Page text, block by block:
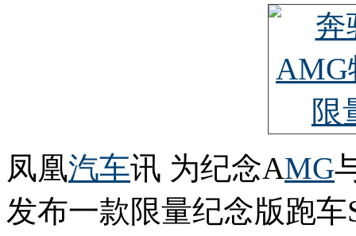
凤凰汽车讯 为纪念AMG
发布一款限量纪念版跑车